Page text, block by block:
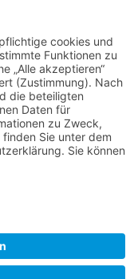
Zur Anzeige
Zur Anzeige